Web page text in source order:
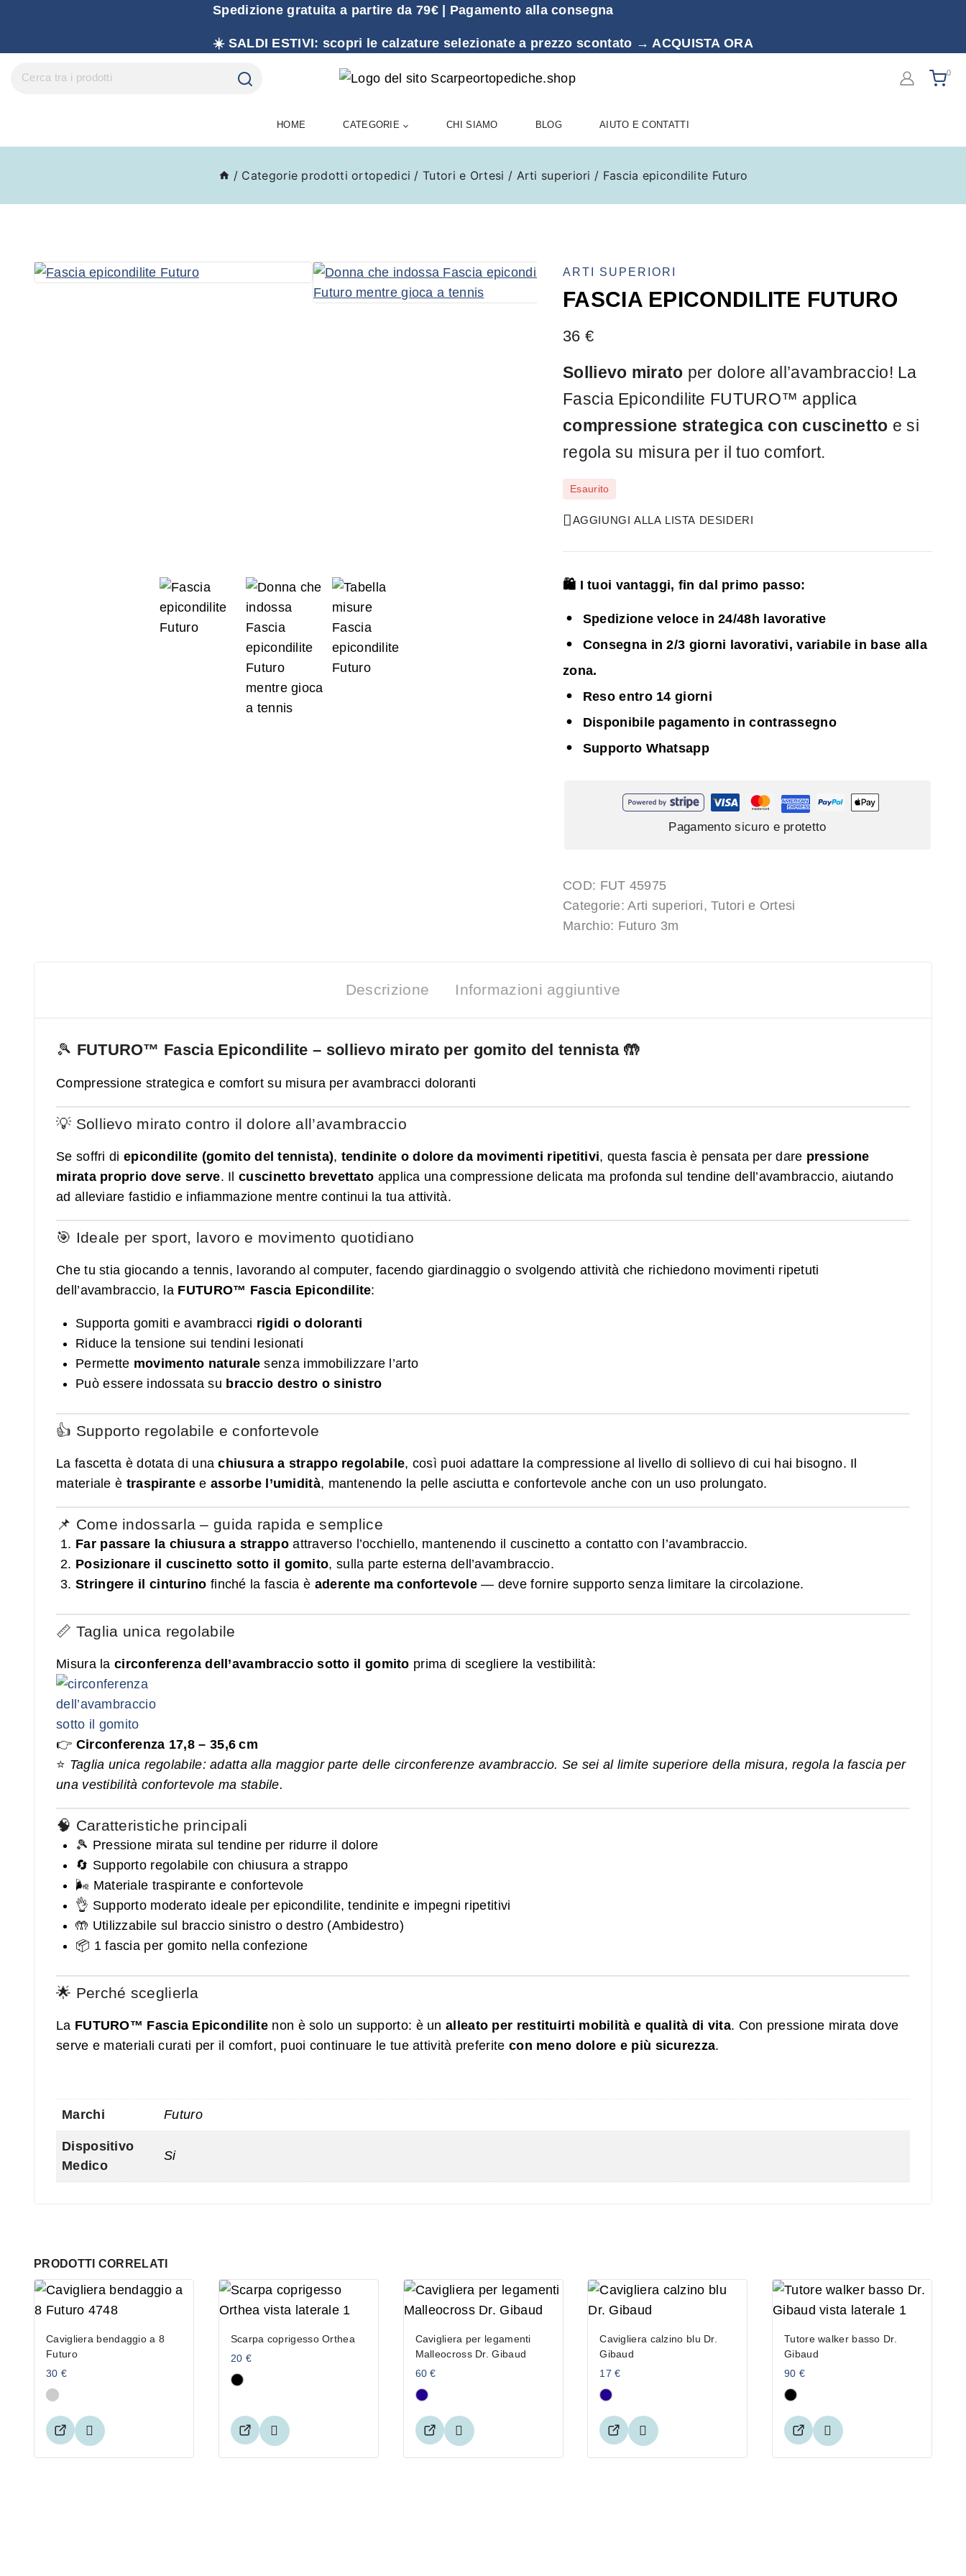
Spedizione gratuita a partire da 79€ | Pagamento alla consegna
☀️ SALDI ESTIVI: scopri le calzature selezionate a prezzo scontato → ACQUISTA ORA
0
HOME CATEGORIE CHI SIAMO BLOG AIUTO E CONTATTI
/ Categorie prodotti ortopedici / Tutori e Ortesi / Arti superiori / Fascia epicondilite Futuro
ARTI SUPERIORI
FASCIA EPICONDILITE FUTURO
36 €
Sollievo mirato per dolore all’avambraccio! La
Fascia Epicondilite FUTURO™ applica
compressione strategica con cuscinetto e si
regola su misura per il tuo comfort.
Esaurito
AGGIUNGI ALLA LISTA DESIDERI
🛍️ I tuoi vantaggi, fin dal primo passo:
Spedizione veloce in 24/48h lavorative
Consegna in 2/3 giorni lavorativi, variabile in base alla
zona.
Reso entro 14 giorni
Disponibile pagamento in contrassegno
Supporto Whatsapp
Pagamento sicuro e protetto
COD: FUT 45975
Categorie:Arti superiori,Tutori e Ortesi
Marchio: Futuro 3m
Descrizione Informazioni aggiuntive
🎾 FUTURO™ Fascia Epicondilite – sollievo mirato per gomito del tennista 🤲
Compressione strategica e comfort su misura per avambracci doloranti
💡 Sollievo mirato contro il dolore all’avambraccio
Se soffri di epicondilite (gomito del tennista), tendinite o dolore da movimenti ripetitivi, questa fascia è pensata per dare pressione
mirata proprio dove serve. Ilcuscinetto brevettato applica una compressione delicata ma profonda sul tendine dell’avambraccio, aiutando
ad alleviare fastidio e infiammazione mentre continui la tua attività.
🎯 Ideale per sport, lavoro e movimento quotidiano
Che tu stia giocando a tennis, lavorando al computer, facendo giardinaggio o svolgendo attività che richiedono movimenti ripetuti
dell’avambraccio, la FUTURO™ Fascia Epicondilite:
Supporta gomiti e avambracci rigidi o doloranti
Riduce la tensione sui tendini lesionati
Permette movimento naturale senza immobilizzare l’arto
Può essere indossata su braccio destro o sinistro
👍 Supporto regolabile e confortevole
La fascetta è dotata di unachiusura a strappo regolabile, così puoi adattare la compressione al livello di sollievo di cui hai bisogno. Il
materiale è traspirantee assorbe l’umidità, mantenendo la pelle asciutta e confortevole anche con un uso prolungato.
📌 Come indossarla – guida rapida e semplice
Far passare la chiusura a strappoattraverso l’occhiello, mantenendo il cuscinetto a contatto con l’avambraccio.
Posizionare il cuscinetto sotto il gomito, sulla parte esterna dell’avambraccio.
Stringere il cinturino finché la fascia è aderente ma confortevole— deve fornire supporto senza limitare la circolazione.
📏 Taglia unica regolabile
Misura la circonferenza dell’avambraccio sotto il gomito prima di scegliere la vestibilità:
👉 Circonferenza 17,8 – 35,6 cm
⭐ Taglia unica regolabile: adatta alla maggior parte delle circonferenze avambraccio. Se sei al limite superiore della misura, regola la fascia per
una vestibilità confortevole ma stabile.
🧠 Caratteristiche principali
🎾 Pressione mirata sul tendine per ridurre il dolore
🔄 Supporto regolabile con chiusura a strappo
🌬️ Materiale traspirante e confortevole
👌 Supporto moderato ideale per epicondilite, tendinite e impegni ripetitivi
🤲 Utilizzabile sul braccio sinistro o destro (Ambidestro)
📦 1 fascia per gomito nella confezione
🌟 Perché sceglierla
La FUTURO™ Fascia Epicondilite non è solo un supporto: è unalleato per restituirti mobilità e qualità di vita. Con pressione mirata dove
serve e materiali curati per il comfort, puoi continuare le tue attività preferite con meno dolore e più sicurezza.
Marchi Futuro
Dispositivo
Medico
Si
PRODOTTI CORRELATI
Cavigliera bendaggio a 8
Futuro
30 €
Scarpa coprigesso Orthea
20 €
Cavigliera per legamenti
Malleocross Dr. Gibaud
60€
Cavigliera calzino blu Dr.
Gibaud
17€
Tutore walker basso Dr.
Gibaud
90 €